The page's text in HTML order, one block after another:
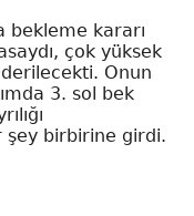
bekleme kararı
çok yüksek
Onun
3. sol bek
şey birbirine girdi.